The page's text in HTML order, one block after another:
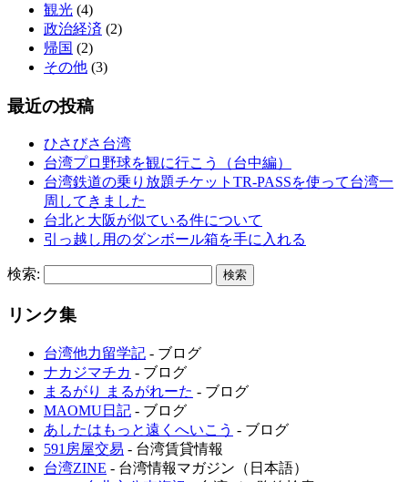
観光 (4)
政治経済 (2)
帰国 (2)
その他 (3)
最近の投稿
ひさびさ台湾
台湾プロ野球を観に行こう（台中編）
台湾鉄道の乗り放題チケットTR-PASSを使って台湾一
周してきました
台北と大阪が似ている件について
引っ越し用のダンボール箱を手に入れる
検索:
リンク集
台湾他力留学記 - ブログ
ナカジマチカ - ブログ
まるがり まるがれーた - ブログ
MAOMU日記 - ブログ
あしたはもっと遠くへいこう - ブログ
591房屋交易 - 台湾賃貸情報
台湾ZINE - 台湾情報マガジン（日本語）